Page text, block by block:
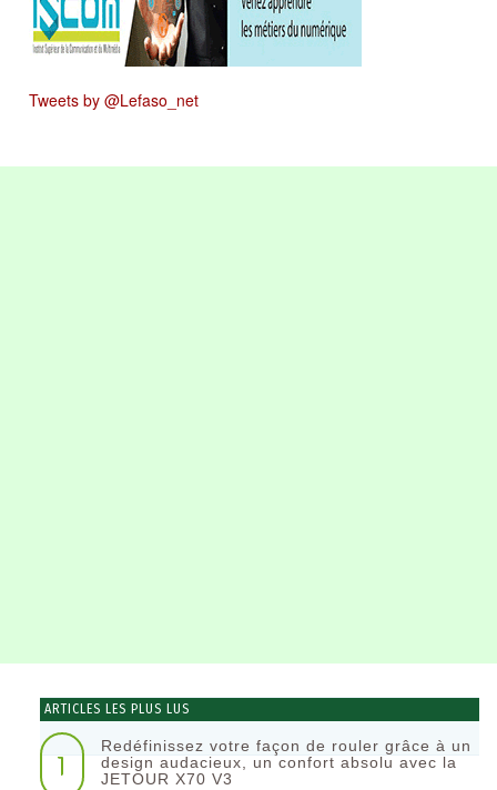
Tweets by @Lefaso_net
ARTICLES LES PLUS LUS
1
Redéfinissez votre façon de rouler grâce à un
design audacieux, un confort absolu avec la
JETOUR X70 V3